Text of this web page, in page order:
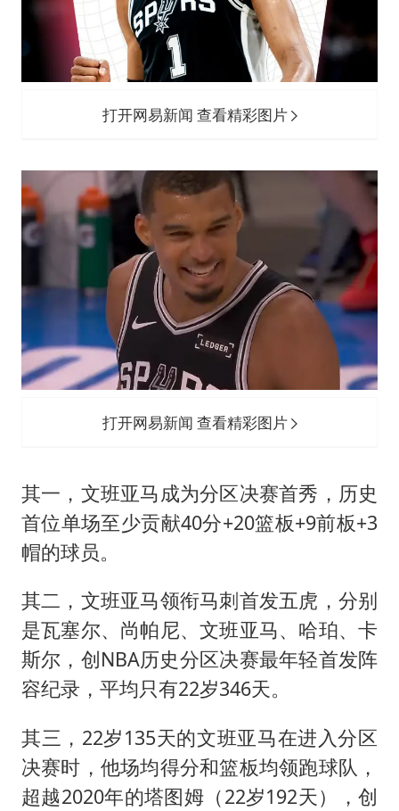
打开网易新闻 查看精彩图片
打开网易新闻 查看精彩图片
其一，文班亚马成为分区决赛首秀，历史
首位单场至少贡献40分+20篮板+9前板+3
帽的球员。
其二，文班亚马领衔马刺首发五虎，分别
是瓦塞尔、尚帕尼、文班亚马、哈珀、卡
斯尔，创NBA历史分区决赛最年轻首发阵
容纪录，平均只有22岁346天。
其三，22岁135天的文班亚马在进入分区
决赛时，他场均得分和篮板均领跑球队，
超越2020年的塔图姆（22岁192天），创